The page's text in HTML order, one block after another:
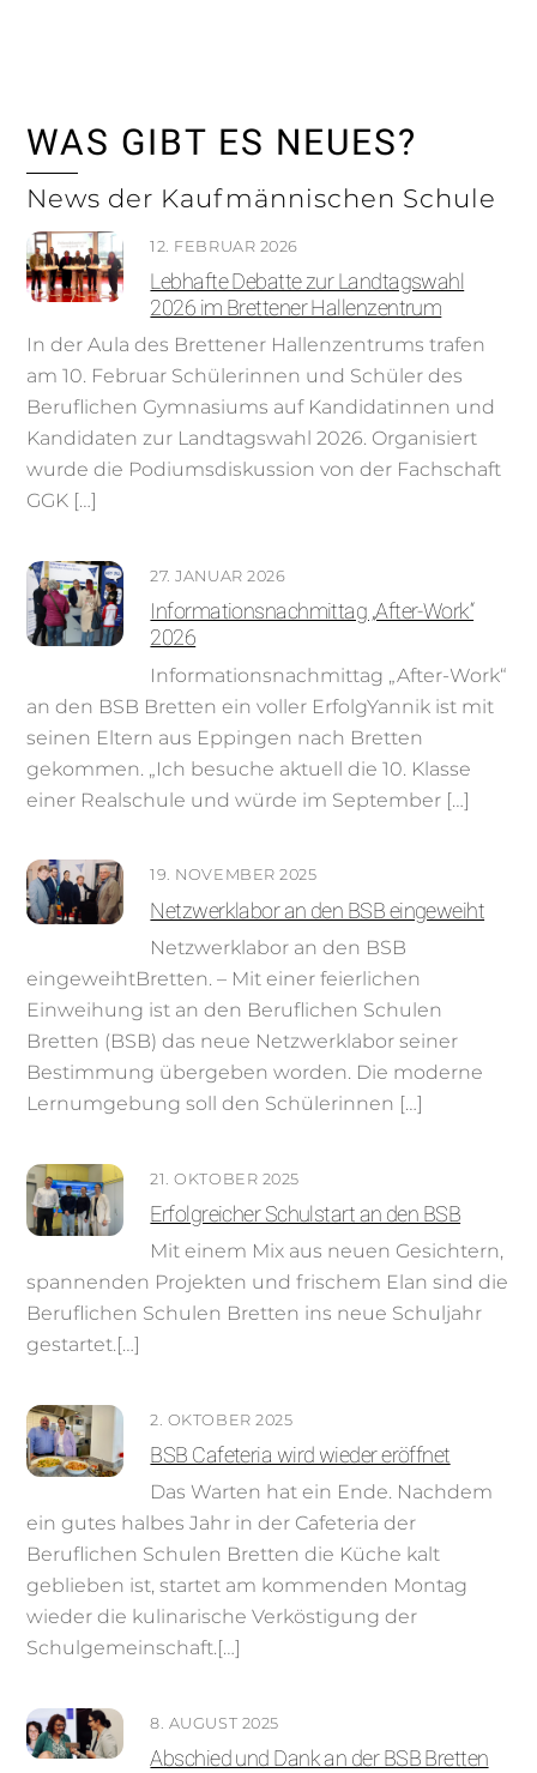
WAS GIBT ES NEUES?
News der Kaufmännischen Schule
12. FEBRUAR 2026
Lebhafte Debatte zur Landtagswahl
2026 im Brettener Hallenzentrum
In der Aula des Brettener Hallenzentrums trafen
am 10. Februar Schülerinnen und Schüler des
Beruflichen Gymnasiums auf Kandidatinnen und
Kandidaten zur Landtagswahl 2026. Organisiert
wurde die Podiumsdiskussion von der Fachschaft
GGK […]
27. JANUAR 2026
Informationsnachmittag „After-Work“
2026
Informationsnachmittag „After-Work“
an den BSB Bretten ein voller ErfolgYannik ist mit
seinen Eltern aus Eppingen nach Bretten
gekommen. „Ich besuche aktuell die 10. Klasse
einer Realschule und würde im September […]
19. NOVEMBER 2025
Netzwerklabor an den BSB eingeweiht
Netzwerklabor an den BSB
eingeweihtBretten. – Mit einer feierlichen
Einweihung ist an den Beruflichen Schulen
Bretten (BSB) das neue Netzwerklabor seiner
Bestimmung übergeben worden. Die moderne
Lernumgebung soll den Schülerinnen […]
21. OKTOBER 2025
Erfolgreicher Schulstart an den BSB
Mit einem Mix aus neuen Gesichtern,
spannenden Projekten und frischem Elan sind die
Beruflichen Schulen Bretten ins neue Schuljahr
gestartet.[…]
2. OKTOBER 2025
BSB Cafeteria wird wieder eröffnet
Das Warten hat ein Ende. Nachdem
ein gutes halbes Jahr in der Cafeteria der
Beruflichen Schulen Bretten die Küche kalt
geblieben ist, startet am kommenden Montag
wieder die kulinarische Verköstigung der
Schulgemeinschaft.[…]
8. AUGUST 2025
Abschied und Dank an der BSB Bretten